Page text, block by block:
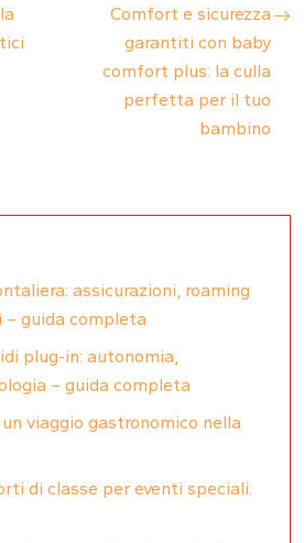
Comfort e sicurezza
garantiti con baby
comfort plus: la culla
perfetta per il tuo
bambino
assicurazioni, roaming
guida completa
plug-in: autonomia,
– guida completa
viaggio gastronomico nella
di classe per eventi speciali: